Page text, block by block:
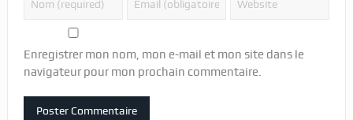
Enregistrer mon nom, mon e-mail et mon site dans le
navigateur pour mon prochain commentaire.